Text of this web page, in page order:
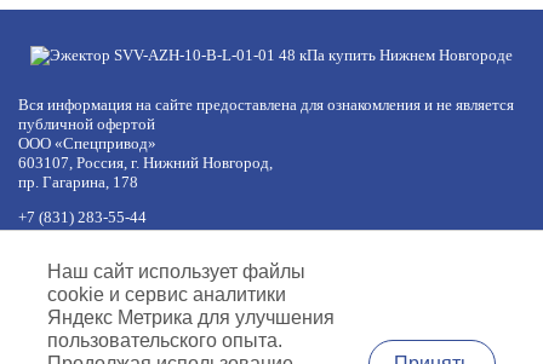
Вся информация на сайте предоставлена для ознакомления и не является
публичной офертой
ООО «Спецпривод»
603107, Россия, г. Нижний Новгород,
пр. Гагарина, 178
+7 (831) 283-55-44
+7 (977) 422-66-54
обед с 12:30 до 13:30
info@specprivod.com
Вопросы, предложения?
Наш сайт использует файлы
cookie и сервис аналитики
Яндекс Метрика для улучшения
пользовательского опыта.